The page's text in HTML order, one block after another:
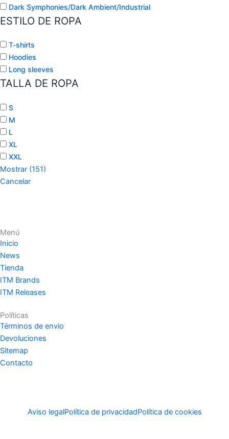
Dark Symphonies/Dark Ambient/Industrial
ESTILO DE ROPA
T-shirts
Hoodies
Long sleeves
TALLA DE ROPA
S
M
L
XL
XXL
Mostrar (151)
Cancelar
Menú
Inicio
News
Tienda
ITM Brands
ITM Releases
Políticas
Términos de envio
Devoluciones
Sitemap
Contacto
Aviso legalPolítica de privacidadPolítica de cookies